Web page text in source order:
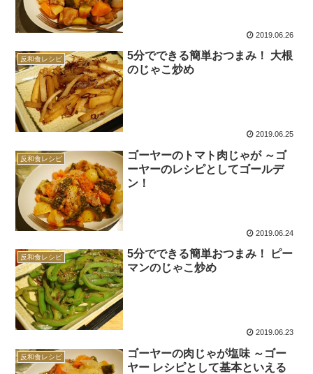
2019.06.26
反和食レシピ
5分でできる簡単おつまみ！ 大根
のじゃこ炒め
2019.06.25
反和食レシピ
ゴーヤーのトマト肉じゃが ～ゴ
ーヤーのレシピとしてゴールデ
ン！
2019.06.24
反和食レシピ
5分でできる簡単おつまみ！ ピー
マンのじゃこ炒め
2019.06.23
反和食レシピ
ゴーヤーの肉じゃが塩味 ～ゴー
ヤー レシピとして基本といえる